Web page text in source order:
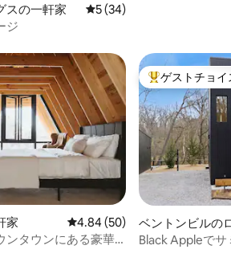
スの一軒家 レビュー34件、5つ星中5
5 (34)
ジ
家 レビュー50件、5つ星中4.84つ
4.84 (50)
ンタウンにある豪華
大好評のゲス
ゲストチョイ
ベントンビルの
Black Appleで